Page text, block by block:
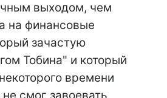
выходом, чем
на финансовые
зачастую
Тобина" и который
времени